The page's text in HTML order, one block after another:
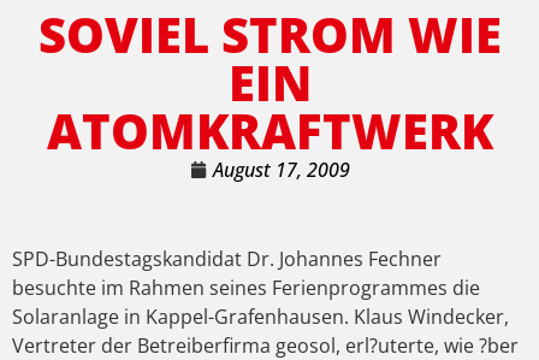
SOVIEL STROM WIE
EIN
ATOMKRAFTWERK
August 17, 2009
SPD-Bundestagskandidat Dr. Johannes Fechner
besuchte im Rahmen seines Ferienprogrammes die
Solaranlage in Kappel-Grafenhausen. Klaus Windecker,
Vertreter der Betreiberfirma geosol, erl?uterte, wie ?ber